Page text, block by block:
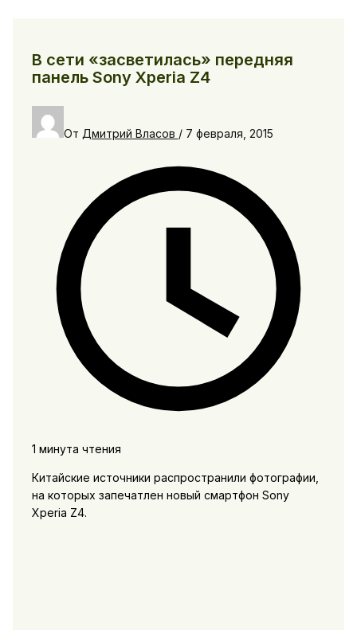
В сети «засветилась» передняя
панель Sony Xperia Z4
От Дмитрий Власов / 7 февраля, 2015
1 минута чтения
Китайские источники распространили фотографии,
на которых запечатлен новый смартфон Sony
Xperia Z4.